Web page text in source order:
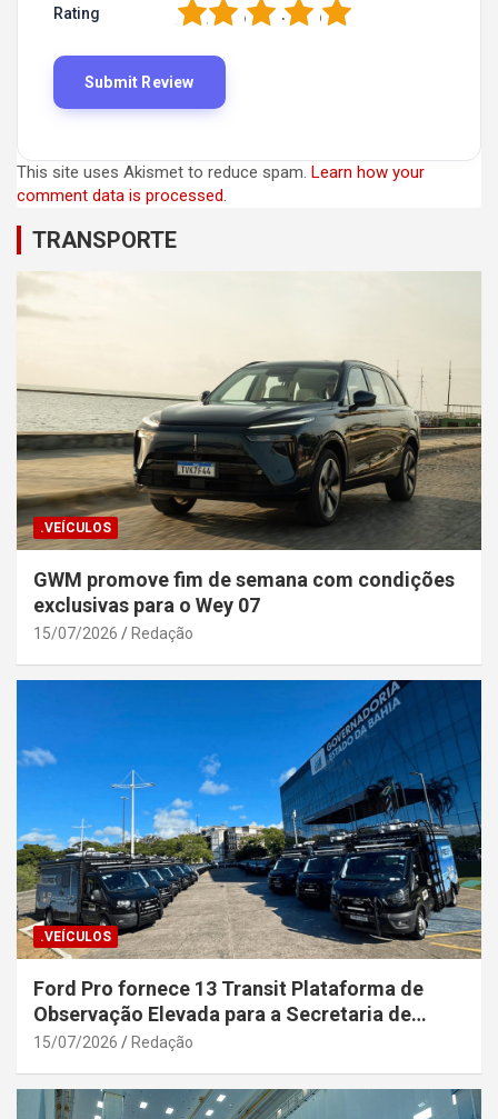
Rating 5
4
3
2
This site uses Akismet to reduce spam. Learn how your
comment data is processed.
TRANSPORTE
.VEÍCULOS
GWM promove fim de semana com condições
exclusivas para o Wey 07
15/07/2026 Redação
.VEÍCULOS
Ford Pro fornece 13 Transit Plataforma de
Observação Elevada para a Secretaria de
Segurança Pública da Bahia
15/07/2026 Redação